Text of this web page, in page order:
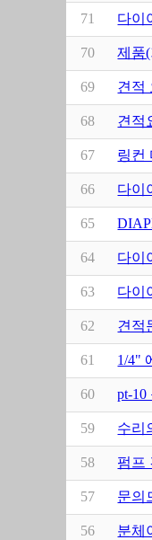
71 다이
70 제품
69 견적
68 견적
67 링컨
66 다이
65
64 다이
63 다이
62 견적
61 1/4"
60 pt-10
59 수리
58 펌프
57 문의
56 분체